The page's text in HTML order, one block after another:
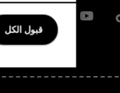
Youtube
Linkedin
قبول الكل